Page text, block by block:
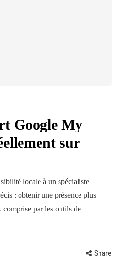
Google My
sur
locale à un spécialiste
: obtenir une présence plus
par les outils de
Share